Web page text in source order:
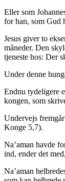
Eller som
for han, som Gud
Jesus giver to
måneder. Den
tjeneste hos: Der
Under denne
Endnu tydeligere
kongen, som
Undervejs
Konge 5,7).
Na’aman havde
ind, ender det
Na’aman